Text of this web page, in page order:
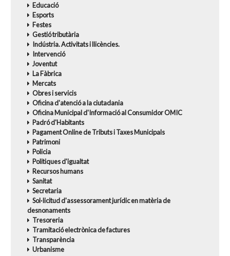
Educació
Esports
Festes
Gestió tributària
Indústria. Activitats i llicències.
Intervenció
Joventut
La Fàbrica
Mercats
Obres i servicis
Oficina d'atenció a la ciutadania
Oficina Municipal d'Informació al Consumidor OMIC
Padró d'Habitants
Pagament Online de Tributs i Taxes Municipals
Patrimoni
Policia
Politiques d'igualtat
Recursos humans
Sanitat
Secretaria
Sol·licitud d'assessorament jurídic en matèria de
desnonaments
Tresoreria
Tramitació electrònica de factures
Transparència
Urbanisme